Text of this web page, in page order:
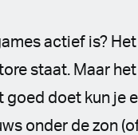
actief is?
staat. Maar
goed doet kun je
onder de zon